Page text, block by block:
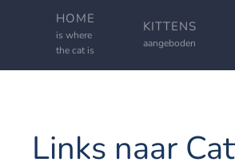
HOME
is where
the cat is
KITTENS
aangeboden
Links naar